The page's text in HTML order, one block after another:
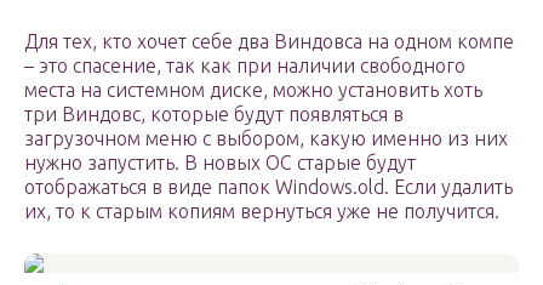
Для тех, кто хочет себе два Виндовса на одном компе
– это спасение, так как при наличии свободного
места на системном диске, можно установить хоть
три Виндовс, которые будут появляться в
загрузочном меню с выбором, какую именно из них
нужно запустить. В новых ОС старые будут
отображаться в виде папок Windows.old. Если удалить
их, то к старым копиям вернуться уже не получится.